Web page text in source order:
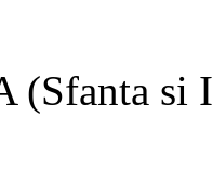
(Sfanta si